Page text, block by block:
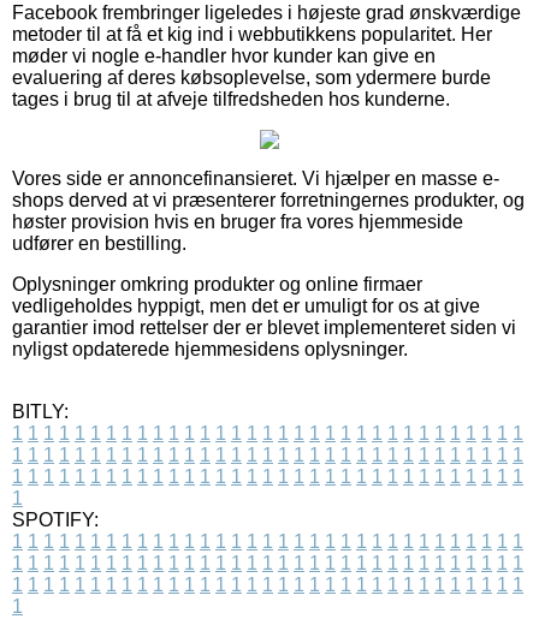
Facebook frembringer ligeledes i højeste grad ønskværdige
metoder til at få et kig ind i webbutikkens popularitet. Her
møder vi nogle e-handler hvor kunder kan give en
evaluering af deres købsoplevelse, som ydermere burde
tages i brug til at afveje tilfredsheden hos kunderne.
Vores side er annoncefinansieret. Vi hjælper en masse e-
shops derved at vi præsenterer forretningernes produkter, og
høster provision hvis en bruger fra vores hjemmeside
udfører en bestilling.
Oplysninger omkring produkter og online firmaer
vedligeholdes hyppigt, men det er umuligt for os at give
garantier imod rettelser der er blevet implementeret siden vi
nyligst opdaterede hjemmesidens oplysninger.
BITLY:
1 1 1 1 1 1 1 1 1 1 1 1 1 1 1 1 1 1 1 1 1 1 1 1 1 1 1 1 1 1 1 1 1
1 1 1 1 1 1 1 1 1 1 1 1 1 1 1 1 1 1 1 1 1 1 1 1 1 1 1 1 1 1 1 1 1
1 1 1 1 1 1 1 1 1 1 1 1 1 1 1 1 1 1 1 1 1 1 1 1 1 1 1 1 1 1 1 1 1
1
SPOTIFY:
1 1 1 1 1 1 1 1 1 1 1 1 1 1 1 1 1 1 1 1 1 1 1 1 1 1 1 1 1 1 1 1 1
1 1 1 1 1 1 1 1 1 1 1 1 1 1 1 1 1 1 1 1 1 1 1 1 1 1 1 1 1 1 1 1 1
1 1 1 1 1 1 1 1 1 1 1 1 1 1 1 1 1 1 1 1 1 1 1 1 1 1 1 1 1 1 1 1 1
1